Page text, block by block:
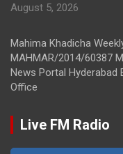
August 5, 2026
Mahima Khadicha
MAHMAR/2014/60387
News Portal Hyderabad
Office
Live FM Radio